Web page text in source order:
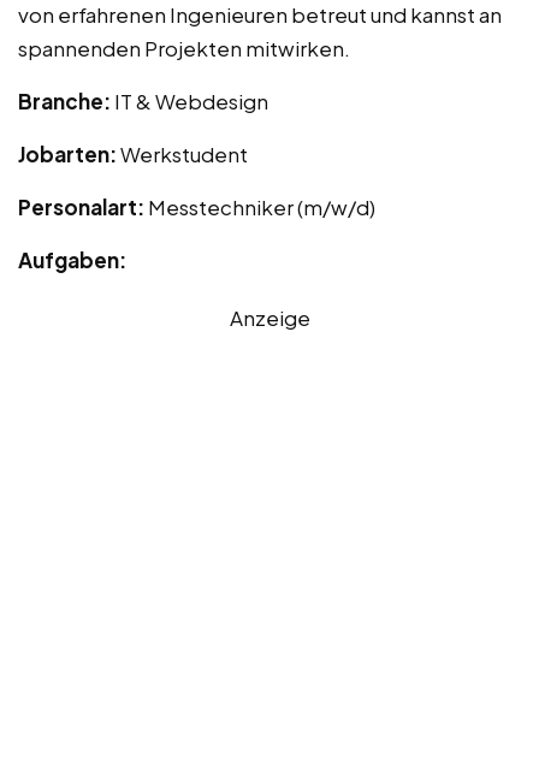
von erfahrenen Ingenieuren betreut und kannst an
spannenden Projekten mitwirken.
Branche: IT & Webdesign
Jobarten:Werkstudent
Personalart: Messtechniker (m/w/d)
Aufgaben:
Anzeige